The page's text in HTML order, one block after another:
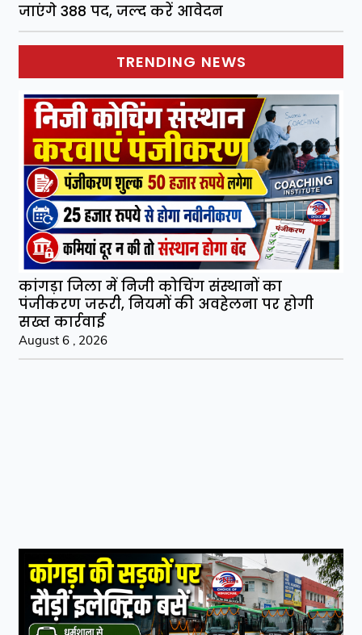
जाएंगे 388 पद, जल्द करें आवेदन
TRENDING NEWS
कांगड़ा जिला में निजी कोचिंग संस्थानों का
पंजीकरण जरूरी, नियमों की अवहेलना पर होगी
सख्त कार्रवाई
August 6 , 2026